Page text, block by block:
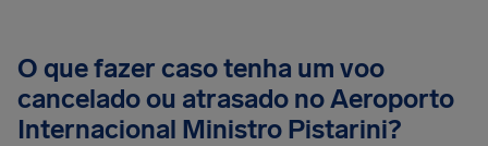
O que fazer caso tenha um voo
cancelado ou atrasado no Aeroporto
Internacional Ministro Pistarini?